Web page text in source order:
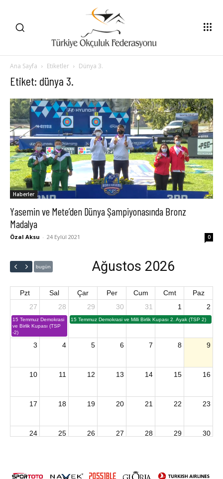
Ana Sayfa Etiketler Dünya 3.
Etiket: dünya 3.
Haberler
Yasemin ve Mete’den Dünya Şampiyonasında Bronz
Madalya
Özal Aksu - 24 Eylül 2021 0
bugün Ağustos 2026
Pzt Sal Çar Per Cum Cmt
Paz
27
15 Temmuz Demokrasi
ve Birlik Kupası (TSP
-2)
28 29
15 Temmuz Demokrasi ve Milli Birlik Kupası 2. Ayak (TSP 2)
30 31 1 2
3 4 5 6 7 8 9
10 11 12 13 14 15 16
17 18 19 20 21 22 23
24 25 26 27 28 29 30